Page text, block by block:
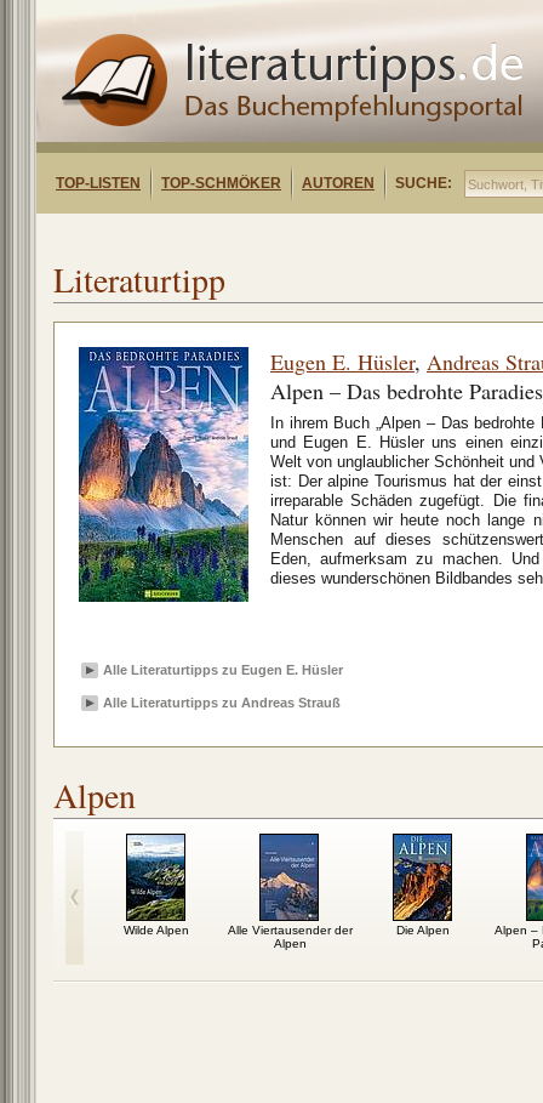
TOP-LISTEN TOP-SCHMÖKER AUTOREN SUCHE:
Literaturtipp
Eugen E. Hüsler, Andreas
Alpen – Das bedrohte Paradies
In ihrem Buch „Alpen – Das
und Eugen E. Hüsler uns einen
Welt von unglaublicher Schönheit
ist: Der alpine Tourismus hat der
irreparable Schäden zugefügt. Die
Natur können wir heute noch lange
Menschen auf dieses
Eden, aufmerksam zu machen.
dieses wunderschönen Bildbandes
Alle Literaturtipps zu Eugen E. Hüsler
Alle Literaturtipps zu Andreas Strauß
Alpen
Wilde Alpen
Alle Viertausender der
Alpen
Die Alpen
Alpen –